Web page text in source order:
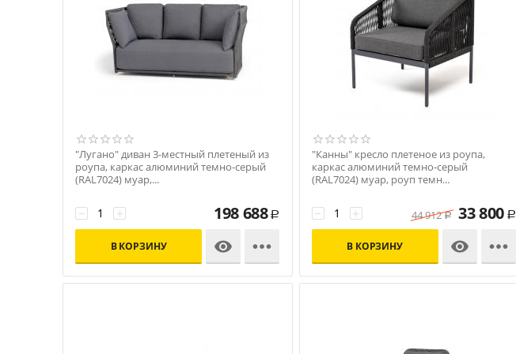
"Лугано" диван 3-местный плетеный из
роупа, каркас алюминий темно-серый
(RAL7024) муар,...
+
− 198 688 Р
В КОРЗИНУ 

"Канны" кресло плетеное из роупа,
каркас алюминий темно-серый
(RAL7024) муар, роуп темн...
+
− 44 912 Р 33 800 Р
В КОРЗИНУ 
